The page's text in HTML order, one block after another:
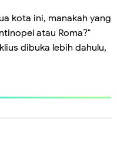
kota ini, manakah yang
atau Roma?"
dibuka lebih dahulu,